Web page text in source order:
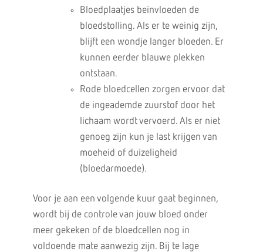
Bloedplaatjes beïnvloeden de
bloedstolling. Als er te weinig zijn,
blijft een wondje langer bloeden. Er
kunnen eerder blauwe plekken
ontstaan.
Rode bloedcellen zorgen ervoor dat
de ingeademde zuurstof door het
lichaam wordt vervoerd. Als er niet
genoeg zijn kun je last krijgen van
moeheid of duizeligheid
(bloedarmoede).
Voor je aan een volgende kuur gaat beginnen,
wordt bij de controle van jouw bloed onder
meer gekeken of de bloedcellen nog in
voldoende mate aanwezig zijn. Bij te lage